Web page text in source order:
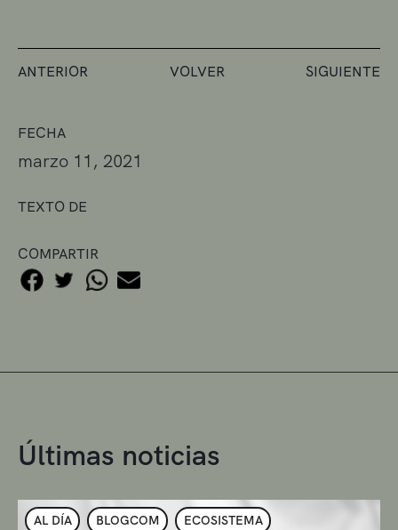
FECHA
marzo 11, 2021
TEXTO DE
COMPARTIR
ANTERIOR VOLVER SIGUIENTE
Últimas noticias
AL DÍA BLOGCOM ECOSISTEMA